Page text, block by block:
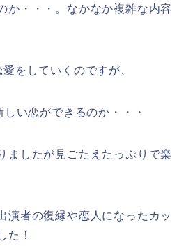
か・・・。なかなか複雑な内容
をしていくのですが、
い恋ができるのか・・・
ましたが見ごたえたっぷりで楽
演者の復縁や恋人になったカッ
た！